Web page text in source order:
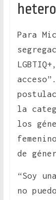
Para
la
los
de
“Soy
no